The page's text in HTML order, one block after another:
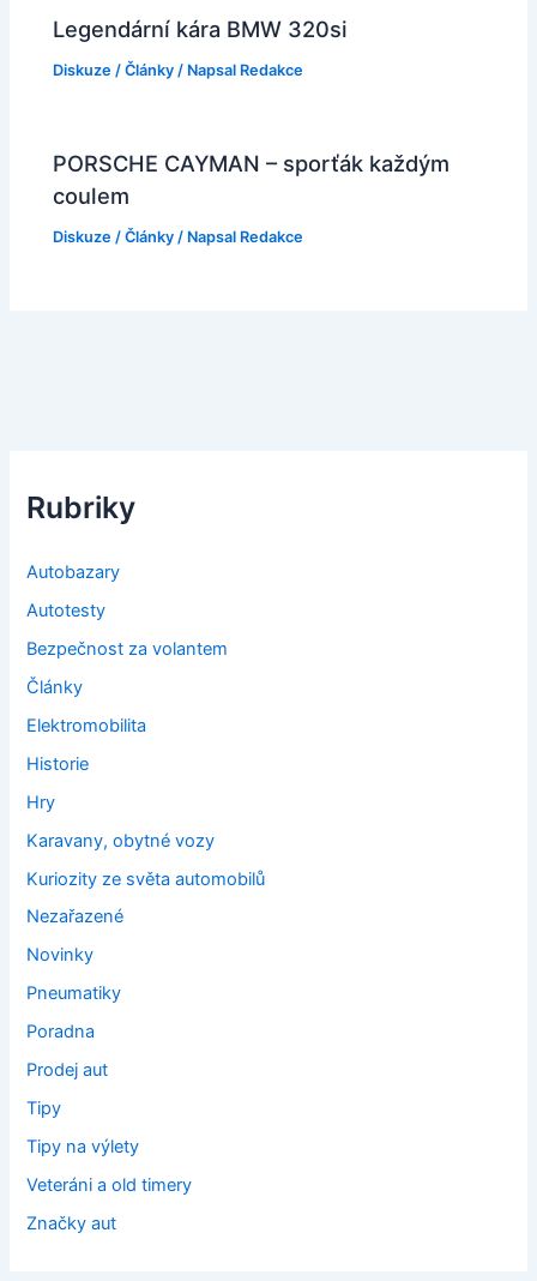
Legendární kára BMW 320si
Diskuze /Články / Napsal Redakce
PORSCHE CAYMAN – sporťák každým
coulem
Diskuze /Články / Napsal Redakce
Rubriky
Autobazary
Autotesty
Bezpečnost za volantem
Články
Elektromobilita
Historie
Hry
Karavany, obytné vozy
Kuriozity ze světa automobilů
Nezařazené
Novinky
Pneumatiky
Poradna
Prodej aut
Tipy
Tipy na výlety
Veteráni a old timery
Značky aut